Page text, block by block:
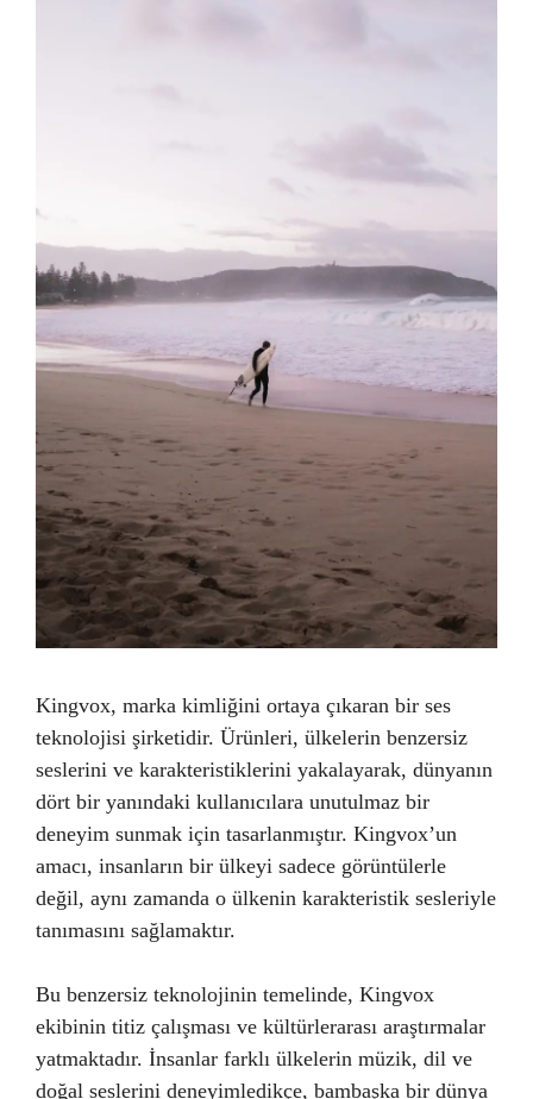
Kingvox, marka kimliğini ortaya çıkaran bir ses
teknolojisi şirketidir. Ürünleri, ülkelerin benzersiz
seslerini ve karakteristiklerini yakalayarak, dünyanın
dört bir yanındaki kullanıcılara unutulmaz bir
deneyim sunmak için tasarlanmıştır. Kingvox’un
amacı, insanların bir ülkeyi sadece görüntülerle
değil, aynı zamanda o ülkenin karakteristik sesleriyle
tanımasını sağlamaktır.
Bu benzersiz teknolojinin temelinde, Kingvox
ekibinin titiz çalışması ve kültürlerarası araştırmalar
yatmaktadır. İnsanlar farklı ülkelerin müzik, dil ve
doğal seslerini deneyimledikçe, bambaşka bir dünya